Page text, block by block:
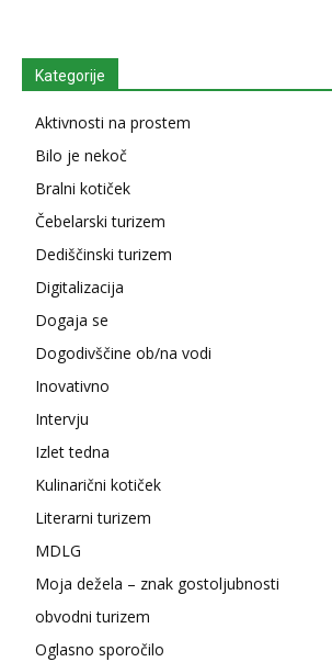
Kategorije
Aktivnosti na prostem
Bilo je nekoč
Bralni kotiček
Čebelarski turizem
Dediščinski turizem
Digitalizacija
Dogaja se
Dogodivščine ob/na vodi
Inovativno
Intervju
Izlet tedna
Kulinarični kotiček
Literarni turizem
MDLG
Moja dežela – znak gostoljubnosti
obvodni turizem
Oglasno sporočilo